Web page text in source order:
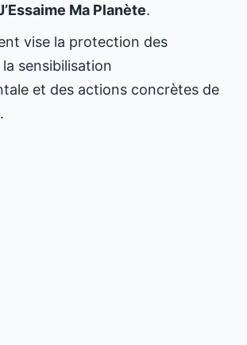
Ma Planète.
vise la protection des
sensibilisation
et des actions concrètes de